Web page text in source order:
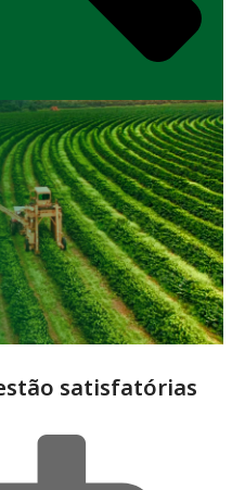
satisfatórias